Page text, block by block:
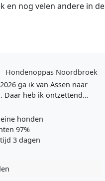
en nog velen andere in de
Hondenoppas Noordbroek
Daar heb ik ontzettend
ik dan veel van
honden
97%
3 dagen